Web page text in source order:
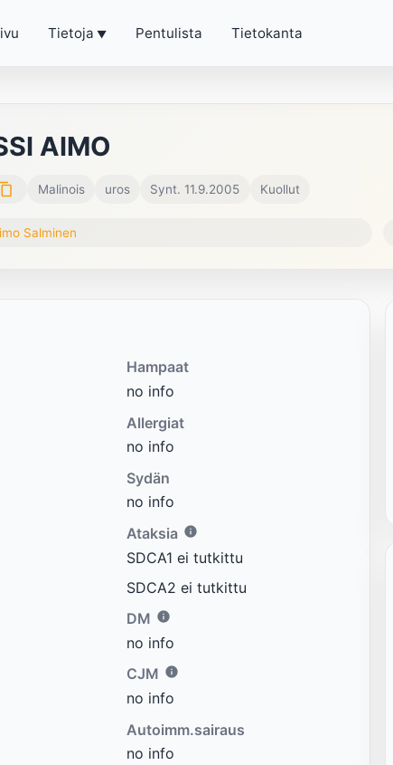
Tietoja Pentulista Tietokanta
AIMO
Malinois uros Synt. 11.9.2005 Kuollut
Salminen
Hampaat
no info
Allergiat
no info
Sydän
no info
Ataksia
SDCA1 ei tutkittu
SDCA2 ei tutkittu
DM
no info
CJM
no info
Autoimm.sairaus
no info